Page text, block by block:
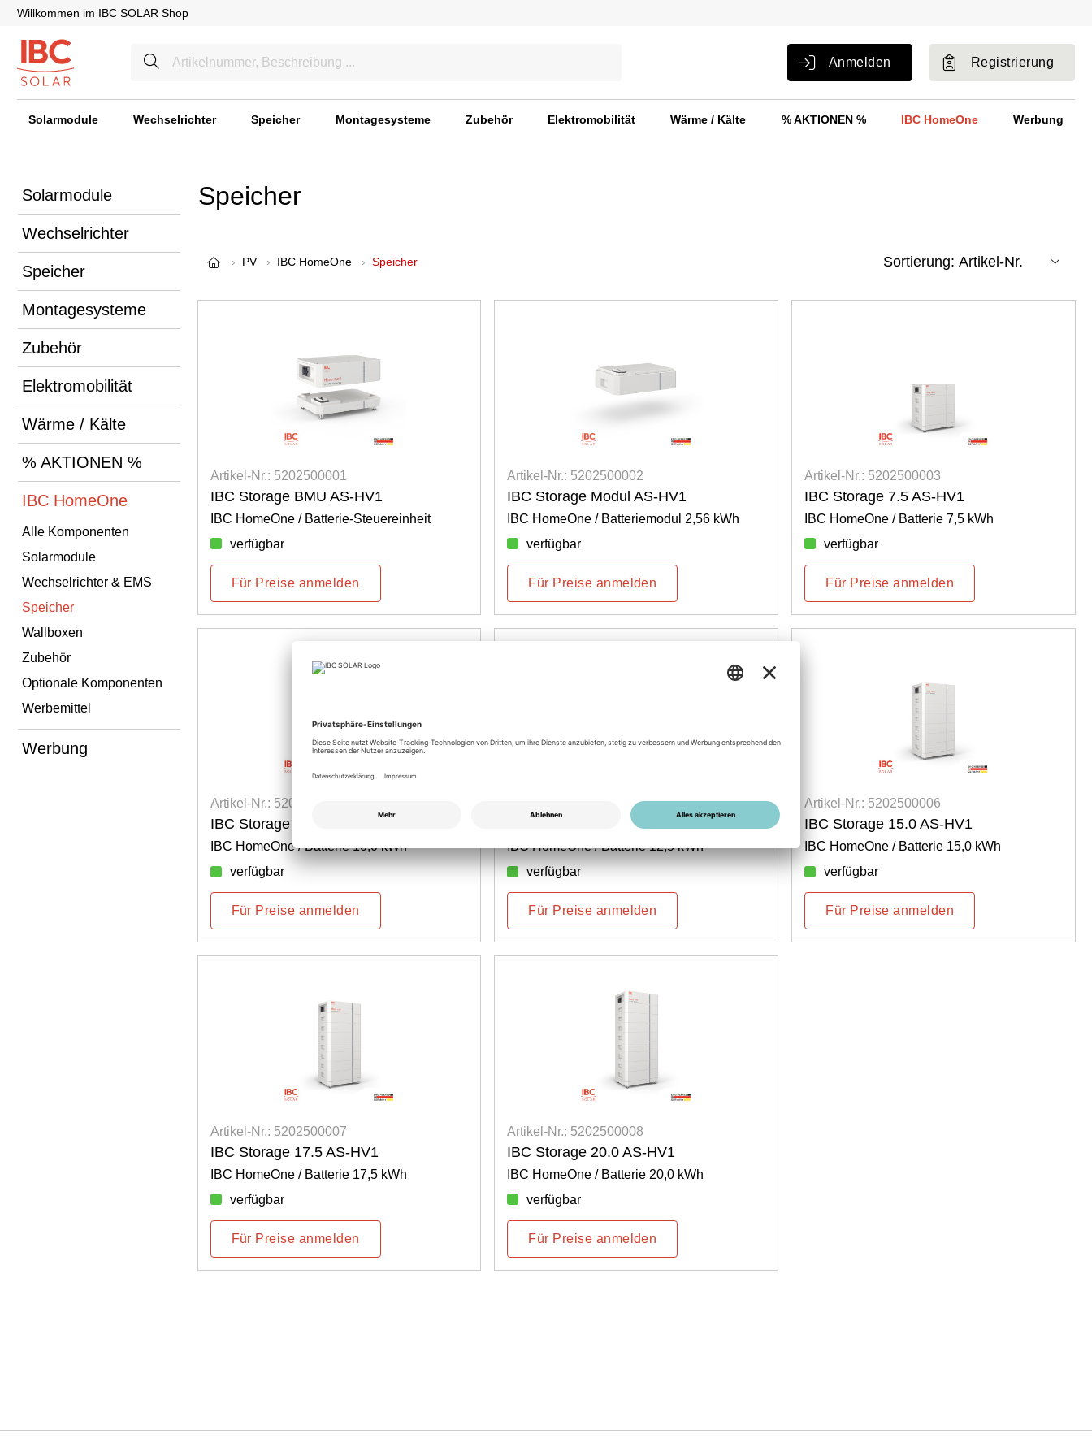
Willkommen im IBC SOLAR Shop
Anmelden Registrierung
Solarmodule Wechselrichter Speicher Montagesysteme Zubehör Elektromobilität Wärme / Kälte % AKTIONEN % IBC HomeOne Werbung
Solarmodule
Wechselrichter
Speicher
Montagesysteme
Zubehör
Elektromobilität
Wärme / Kälte
% AKTIONEN %
IBC HomeOne
Alle Komponenten
Solarmodule
Wechselrichter & EMS
Speicher
Wallboxen
Zubehör
Optionale Komponenten
Werbemittel
Werbung
Speicher
PV IBC HomeOne Speicher
Artikel-Nr.: 5202500001
IBC Storage BMU AS-HV1
IBC HomeOne / Batterie-Steuereinheit
verfügbar
Für Preise anmelden
Artikel-Nr.: 5202500002
IBC Storage Modul AS-HV1
IBC HomeOne / Batteriemodul 2,56 kWh
verfügbar
Für Preise anmelden
Artikel-Nr.: 5202500003
IBC Storage 7.5 AS-HV1
IBC HomeOne / Batterie 7,5 kWh
verfügbar
Für Preise anmelden
Artikel-Nr.: 5202500004
IBC Storage 10.0 AS-HV1
IBC HomeOne / Batterie 10,0 kWh
verfügbar
Für Preise anmelden
Artikel-Nr.: 5202500005
IBC Storage 12.5 AS-HV1
IBC HomeOne / Batterie 12,5 kWh
verfügbar
Für Preise anmelden
Artikel-Nr.: 5202500006
IBC Storage 15.0 AS-HV1
IBC HomeOne / Batterie 15,0 kWh
verfügbar
Für Preise anmelden
Artikel-Nr.: 5202500007
IBC Storage 17.5 AS-HV1
IBC HomeOne / Batterie 17,5 kWh
verfügbar
Für Preise anmelden
Artikel-Nr.: 5202500008
IBC Storage 20.0 AS-HV1
IBC HomeOne / Batterie 20,0 kWh
verfügbar
Für Preise anmelden